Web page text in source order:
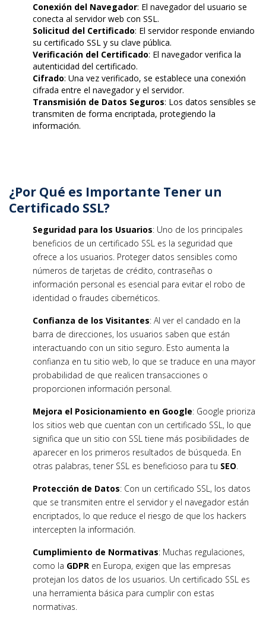
Conexión del Navegador: El navegador del usuario se
conecta al servidor web con SSL.
Solicitud del Certificado: El servidor responde enviando
su certificado SSL y su clave pública.
Verificación del Certificado: El navegador verifica la
autenticidad del certificado.
Cifrado: Una vez verificado, se establece una conexión
cifrada entre el navegador y el servidor.
Transmisión de Datos Seguros: Los datos sensibles se
transmiten de forma encriptada, protegiendo la
información.
¿Por Qué es Importante Tener un
Certificado SSL?
Seguridad para los Usuarios: Uno de los principales
beneficios de un certificado SSL es la seguridad que
ofrece a los usuarios. Proteger datos sensibles como
números de tarjetas de crédito, contraseñas o
información personal es esencial para evitar el robo de
identidad o fraudes cibernéticos.
Confianza de los Visitantes: Al ver el candado en la
barra de direcciones, los usuarios saben que están
interactuando con un sitio seguro. Esto aumenta la
confianza en tu sitio web, lo que se traduce en una mayor
probabilidad de que realicen transacciones o
proporcionen información personal.
Mejora el Posicionamiento en Google: Google prioriza
los sitios web que cuentan con un certificado SSL, lo que
significa que un sitio con SSL tiene más posibilidades de
aparecer en los primeros resultados de búsqueda. En
otras palabras, tener SSL es beneficioso para tu SEO.
Protección de Datos: Con un certificado SSL, los datos
que se transmiten entre el servidor y el navegador están
encriptados, lo que reduce el riesgo de que los hackers
intercepten la información.
Cumplimiento de Normativas: Muchas regulaciones,
como la GDPR en Europa, exigen que las empresas
protejan los datos de los usuarios. Un certificado SSL es
una herramienta básica para cumplir con estas
normativas.